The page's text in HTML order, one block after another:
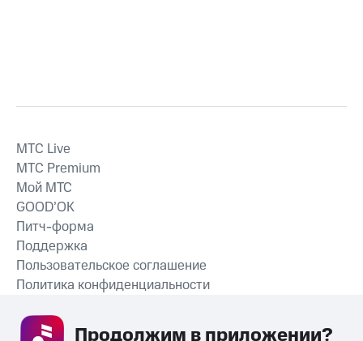
СКАЧАТЬ ПРИЛОЖЕНИЕ
MTС Live
MTС Premium
Мой МТС
GOOD’OK
Питч-форма
Поддержка
Пользовательское соглашение
Политика конфиденциальности